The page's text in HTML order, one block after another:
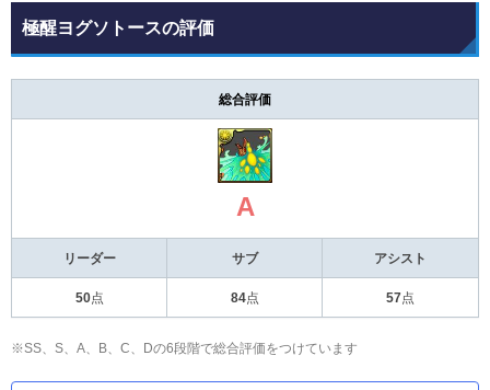
極醒ヨグソトースの評価
総合評価
A
リーダー サブ アシスト
50点 84点 57 点
※SS、S、A、B、C、Dの6段階で総合評価をつけています